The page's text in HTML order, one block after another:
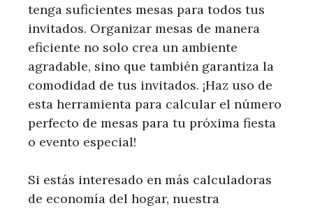
tenga suficientes mesas para todos tus
invitados. Organizar mesas de manera
eficiente no solo crea un ambiente
agradable, sino que también garantiza la
comodidad de tus invitados. ¡Haz uso de
esta herramienta para calcular el número
perfecto de mesas para tu próxima fiesta
o evento especial!
Si estás interesado en más calculadoras
de economía del hogar, nuestra